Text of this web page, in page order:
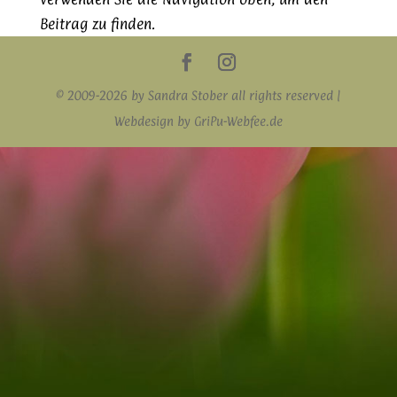
Beitrag zu finden.
© 2009-2026 by Sandra Stober all rights reserved |
Webdesign by GriPu-Webfee.de